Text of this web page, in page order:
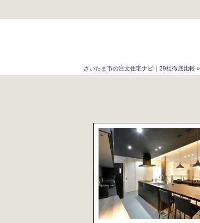
さいたま市の注文住宅ナビ｜29社徹底比較 »